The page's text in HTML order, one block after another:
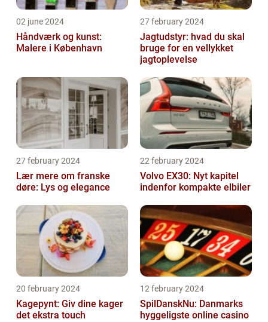
02 june 2024
Håndværk og kunst:
Malere i København
27 february 2024
Jagtudstyr: hvad du skal
bruge for en vellykket
jagtoplevelse
27 february 2024
Lær mere om franske
døre: Lys og elegance
22 february 2024
Volvo EX30: Nyt kapitel
indenfor kompakte elbiler
20 february 2024
Kagepynt: Giv dine kager
det ekstra touch
12 february 2024
SpilDanskNu: Danmarks
hyggeligste online casino